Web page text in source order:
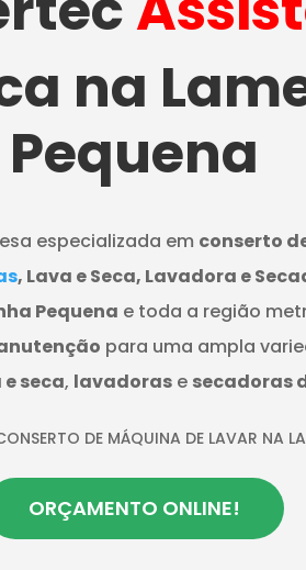
na
Pequena
especializada em conserto
, Lava e Seca, Lavadora e
Pequena e toda a região
para uma ampla
seca, lavadorase secadoras
DE MÁQUINA DE LAVAR NA
ORÇAMENTO ONLINE!